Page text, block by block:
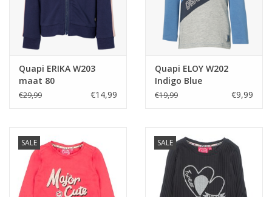
Quapi ERIKA W203
maat 80
€29,99 €14,99
Quapi ELOY W202
Indigo Blue
€19,99 €9,99
SALE SALE